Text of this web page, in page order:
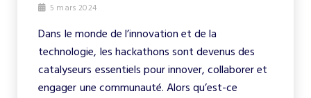
5 mars 2024
Dans le monde de l’innovation et de la
technologie, les hackathons sont devenus des
catalyseurs essentiels pour innover, collaborer et
engager une communauté. Alors qu’est-ce